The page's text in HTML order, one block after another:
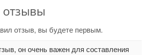
отзывы
отзыв, вы будете первым.
он очень важен для составления